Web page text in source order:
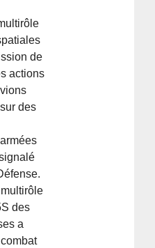
de
actions
des
des
a